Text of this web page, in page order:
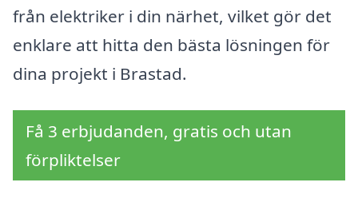
från elektriker i din närhet, vilket gör det
enklare att hitta den bästa lösningen för
dina projekt i Brastad.
Få 3 erbjudanden, gratis och utan
förpliktelser